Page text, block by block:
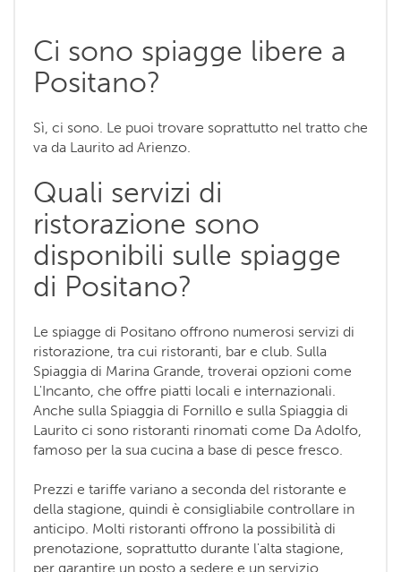
Ci sono spiagge libere a
Positano?
Sì, ci sono. Le puoi trovare soprattutto nel tratto che
va da Laurito ad Arienzo.
Quali servizi di
ristorazione sono
disponibili sulle spiagge
di Positano?
Le spiagge di Positano offrono numerosi servizi di
ristorazione, tra cui ristoranti, bar e club. Sulla
Spiaggia di Marina Grande, troverai opzioni come
L'Incanto, che offre piatti locali e internazionali.
Anche sulla Spiaggia di Fornillo e sulla Spiaggia di
Laurito ci sono ristoranti rinomati come Da Adolfo,
famoso per la sua cucina a base di pesce fresco.
Prezzi e tariffe variano a seconda del ristorante e
della stagione, quindi è consigliabile controllare in
anticipo. Molti ristoranti offrono la possibilità di
prenotazione, soprattutto durante l'alta stagione,
per garantire un posto a sedere e un servizio